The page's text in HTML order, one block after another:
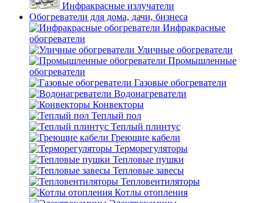
Инфракрасные излучатели
Обогреватели для дома, дачи, бизнеса
Инфракрасные
обогреватели
Уличные обогреватели
Промышленные
обогреватели
Газовые обогреватели
Водонагреватели
Конвекторы
Теплый пол
Теплый плинтус
Греющие кабели
Терморегуляторы
Тепловые пушки
Тепловые завесы
Тепловентиляторы
Котлы отопления